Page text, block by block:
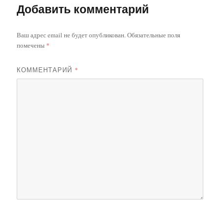
Добавить комментарий
Ваш адрес email не будет опубликован.Обязательные поля
помечены *
КОММЕНТАРИЙ *